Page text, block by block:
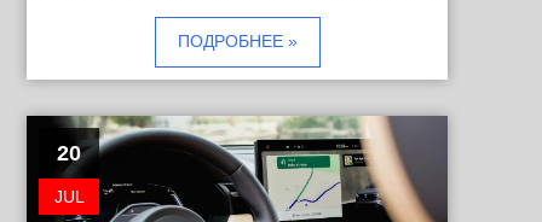
ПОДРОБНЕЕ »
20
JUL